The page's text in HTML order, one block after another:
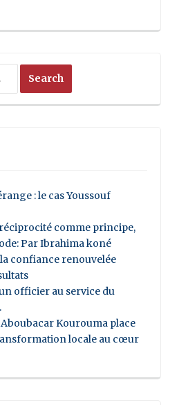
: le cas Youssouf
comme principe,
Par Ibrahima koné
confiance renouvelée
officier au service du
Kourouma place
locale au cœur